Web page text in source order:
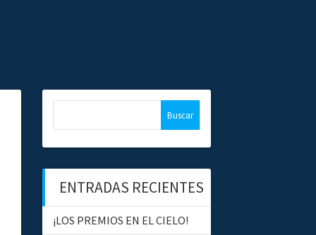
a
:
ENTRADAS RECIENTES
¡LOS PREMIOS EN EL CIELO!